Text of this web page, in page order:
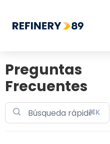
Preguntas
Frecuentes
⌘K